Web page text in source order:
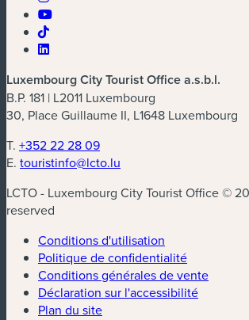
Luxembourg City Tourist Office a.s.b.l.
B.P. 181 | L2011 Luxembourg
30, Place Guillaume II, L1648 Luxembourg
T. +352 22 28 09
E. touristinfo@lcto.lu
LCTO - Luxembourg City Tourist Office ©
reserved
Conditions d'utilisation
Politique de confidentialité
Conditions générales de vente
Déclaration sur l'accessibilité
Plan du site